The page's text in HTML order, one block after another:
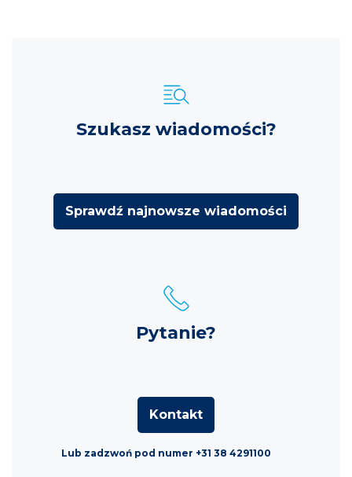
Szukasz wiadomości?
Sprawdź najnowsze wiadomości
Pytanie?
Kontakt
Lub zadzwoń pod numer +31 38 4291100